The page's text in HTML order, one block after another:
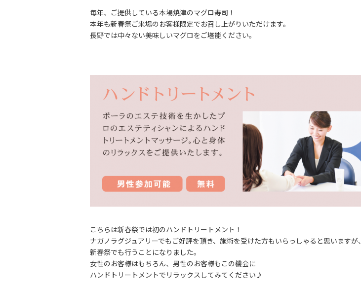
毎年、ご提供している本場焼津のマグロ寿司！
本年も新春祭ご来場のお客様限定でお召し上がりいただけます。
長野では中々ない美味しいマグロをご堪能ください。
こちらは新春祭では初のハンドトリートメント！
ナガノラグジュアリーでもご好評を頂き、施術を受けた方もいらっしゃると思いますが、
新春祭でも行うことになりました。
女性のお客様はもちろん、男性のお客様もこの機会に
ハンドトリートメントでリラックスしてみてください♪